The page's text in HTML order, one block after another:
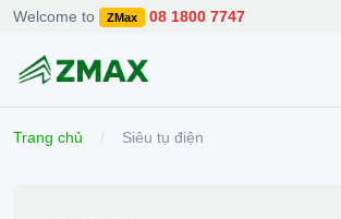
Welcome to ZMax 08 1800 7747
Trang chủ Siêu tụ điện